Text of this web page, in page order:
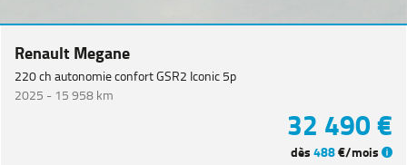
Renault Megane
220 ch autonomie confort GSR2 Iconic 5p
2025 - 15 958 km
32 490 €
dès488€/mois